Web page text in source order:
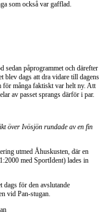
som också var gafflad.
sedan påprogrammet och därefter
blev dags att dra vidare till dagens
för många faktiskt var helt ny. Att
av passet sprangs därför i par.
över Ivösjön rundade av en fin
utmed Åhuskusten, där en
med SportIdent) lades in
dags för den avslutande
vid Pan-stugan.